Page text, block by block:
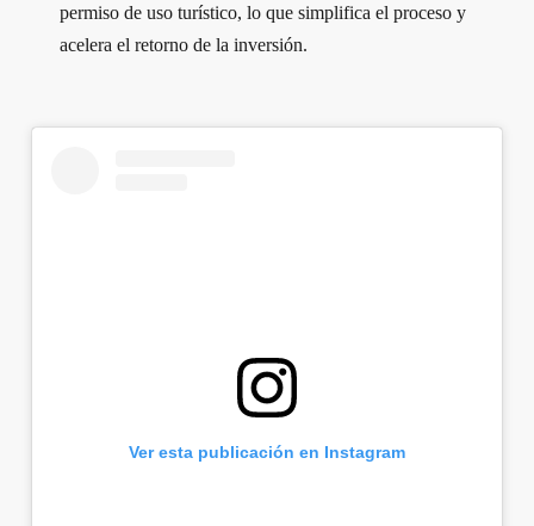
permiso de uso turístico, lo que simplifica el proceso y
acelera el retorno de la inversión.
Ver esta publicación en Instagram